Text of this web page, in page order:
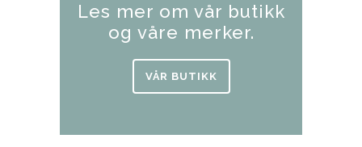
Les mer om vår butikk
og våre merker.
VÅR BUTIKK